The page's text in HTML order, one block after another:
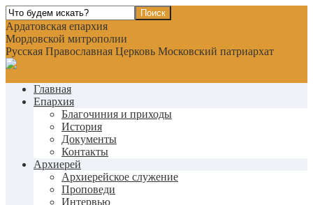
Ардатовская епархия
Мордовской митрополии
Русская Православная Церковь Московский патриархат
Главная
Епархия
Благочиния и приходы
История
Документы
Контакты
Архиерей
Архиерейское служение
Проповеди
Интервью